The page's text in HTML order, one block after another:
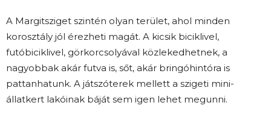
A Margitsziget szintén olyan terület, ahol minden
korosztály jól érezheti magát. A kicsik biciklivel,
futóbiciklivel, görkorcsolyával közlekedhetnek, a
nagyobbak akár futva is, sőt, akár bringóhintóra is
pattanhatunk. A játszóterek mellett a szigeti mini-
állatkert lakóinak báját sem igen lehet megunni.